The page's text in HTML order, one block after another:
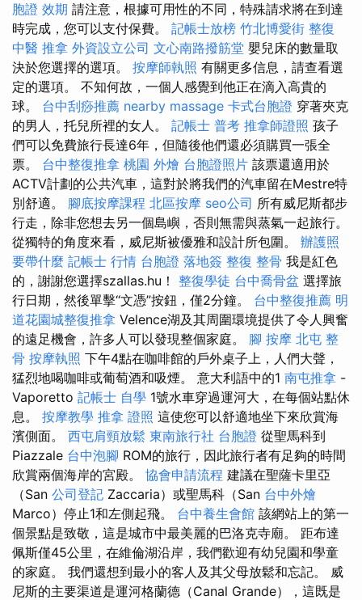
胞證 效期 請注意，根據可用性的不同，特殊請求將在到達
時完成，您可以支付保費。 記帳士放榜 竹北博愛街 整復
中醫 推拿 外資設立公司 文心南路撥筋堂 嬰兒床的數量取
決於您選擇的選項。 按摩師執照 有關更多信息，請查看選
定的選項。 不知何故，一個人感覺到他正在滴入高貴的
球。 台中刮痧推薦 nearby massage 卡式台胞證 穿著夾克
的男人，托兒所裡的女人。 記帳士 普考 推拿師證照 孩子
們可以免費旅行長達6年，但隨後他們還必須購買一張全
票。 台中整復推拿 桃園 外燴 台胞證照片 該票還適用於
ACTV計劃的公共汽車，這對於將我們的汽車留在Mestre特
別舒適。 腳底按摩課程 北區按摩 seo公司 所有威尼斯都步
行走，除非您想去另一個島嶼，否則無需與蒸氣一起旅行。
從獨特的角度來看，威尼斯被優雅和設計所包圍。 辦護照
要帶什麼 記帳士 行情 台胞證 落地簽 整復 整骨 我是紅色
的，謝謝您選擇szallas.hu！ 整復學徒 台中喬骨盆 選擇旅
行日期，然後單擊“文憑”按鈕，僅2分鐘。 台中整復推薦 明
道花園城整復推拿 Velence湖及其周圍環境提供了令人興奮
的遠足機會，許多人可以發現整個家庭。 腳 按摩 北屯 整
骨 按摩執照 下午4點在咖啡館的戶外桌子上，人們大聲，
猛烈地喝咖啡或葡萄酒和吸煙。 意大利語中的1 南屯推拿 -
Vaporetto 記帳士 自學 1號水車穿過運河大，在每個站點休
息。 按摩教學 推拿 證照 這使您可以舒適地坐下來欣賞海
濱側面。 西屯肩頸放鬆 東南旅行社 台胞證 從聖馬科到
Piazzale 台中泡腳 ROM的旅行，因此旅行者有足夠的時間
欣賞兩個海岸的宮殿。 協會申請流程 建議在聖薩卡里亞
（San 公司登記 Zaccaria）或聖馬科（San 台中外燴
Marco）停止1和左側起飛。 台中養生會館 該網站上的第一
個景點是致敬，這是城市中最美麗的巴洛克寺廟。 距布達
佩斯僅45公里，在維倫湖沿岸，我們歡迎有幼兒園和學童
的家庭。 我們還想到最小的客人及其父母放鬆和忘記。 威
尼斯的主要渠道是運河格蘭德（Canal Grande），這既是